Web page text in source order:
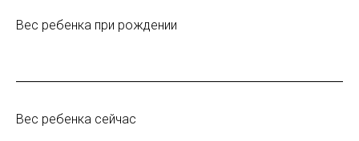
Вес ребенка при рождении
Вес ребенка сейчас